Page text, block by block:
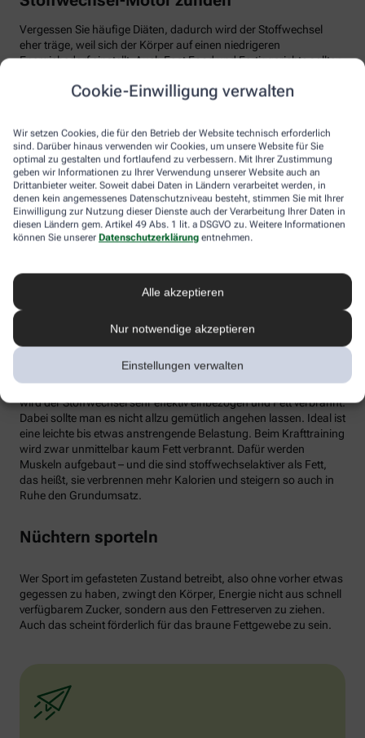
Cookie-Einwilligung verwalten
Wir setzen Cookies, die für den Betrieb der Website technisch erforderlich
sind. Darüber hinaus verwenden wir Cookies, um unsere Website für Sie
optimal zu gestalten und fortlaufend zu verbessern. Mit Ihrer Zustimmung
geben wir Informationen zu Ihrer Verwendung unserer Website auch an
Drittanbieter weiter. Soweit dabei Daten in Ländern verarbeitet werden, in
denen kein angemessenes Datenschutzniveau besteht, stimmen Sie mit Ihrer
Einwilligung zur Nutzung dieser Dienste auch der Verarbeitung Ihrer Daten in
diesen Ländern gem. Artikel 49 Abs. 1 lit. a DSGVO zu. Weitere Informationen
können Sie unserer Datenschutzerklärung entnehmen.
Alle akzeptieren
Nur notwendige akzeptieren
Einstellungen verwalten
Vergessen Sie häufige Diäten, dadurch wird der Stoffwechsel
eher träge, weil sich der Körper auf einen niedrigeren
Energiebedarf einstellt. Auch Fast Food und Fertiggerichte sollten
Körper bei der Verarbeitung von hochverarbeiteten Lebensmitteln
Tim Hollstein rät zu einer proteinreichen Ernährung (Vorsicht bei
Vorerkrankungen wie Nierenleiden!). Denn Proteine sind nicht nur
gut für den Muskelaufbau, der Körper benötigt auch viel Energie,
um Eiweiß abzubauen. Das regt den Stoffwechsel an. Proteine
stecken vor allem in magerem Fleisch, Fisch und Milchprodukten
wie Quark und Skyr. Auch sogenannte thermogene Lebensmittel
wie Chilis oder Ingwer können das braune Fettgewebe aktivieren
und den Energieverbrauch erhöhen.
In Bewegung kommen
Der richtige Mix macht’s
von weißen Fettzellen in braunes Fett begünstigen und dessen
Aktivität erhöhen. Ab circa 30 Minuten Joggen oder Radfahren
wird der Stoffwechsel sehr effektiv einbezogen und Fett verbrannt.
Dabei sollte man es nicht allzu gemütlich angehen lassen. Ideal ist
eine leichte bis etwas anstrengende Belastung. Beim Krafttraining
wird zwar unmittelbar kaum Fett verbrannt. Dafür werden
Muskeln aufgebaut – und die sind stoffwechselaktiver als Fett,
das heißt, sie verbrennen mehr Kalorien und steigern so auch in
Ruhe den Grundumsatz.
Nüchtern sporteln
Wer Sport im gefasteten Zustand betreibt, also ohne vorher etwas
gegessen zu haben, zwingt den Körper, Energie nicht aus schnell
verfügbarem Zucker, sondern aus den Fettreserven zu ziehen.
Auch das scheint förderlich für das braune Fettgewebe zu sein.